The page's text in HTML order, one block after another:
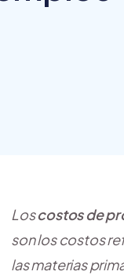
Loscostos de
son los costos
las materias